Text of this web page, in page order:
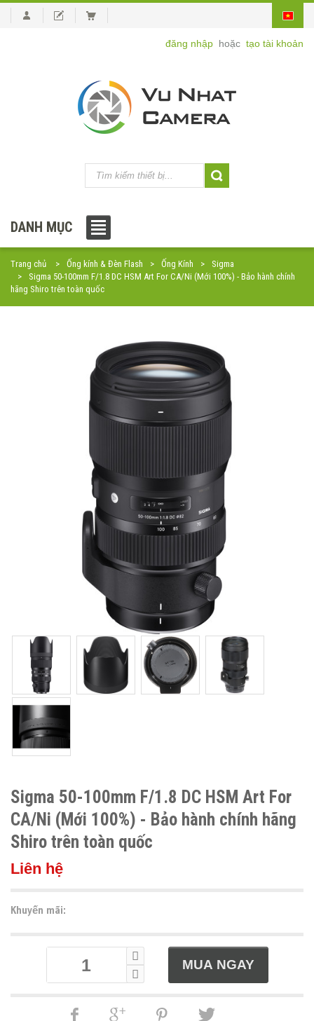
đăng nhập hoặc tạo tài khoản
DANH MỤC
Trang chủ Ống kính & Đèn Flash Ống Kính
Sigma
Sigma 50-100mm F/1.8 DC HSM Art For CA/Ni (Mới 100%) - Bảo hành chính
hãng Shiro trên toàn quốc
Sigma 50-100mm F/1.8 DC HSM Art For
CA/Ni (Mới 100%) - Bảo hành chính hãng
Shiro trên toàn quốc
Liên hệ
Khuyến mãi: